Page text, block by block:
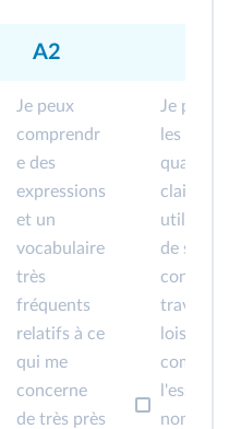
A2
Je peux
comprendr
e des
expressions
et un
vocabulaire
très
fréquents
relatifs à ce
qui me
concerne
de très près
Je peux
les
quand
clair et
utilisé et
de
travail,
loisirs,